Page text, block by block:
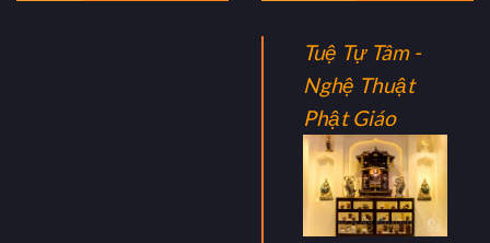
Tuệ Tự Tâm -
Nghệ Thuật
Phật Giáo